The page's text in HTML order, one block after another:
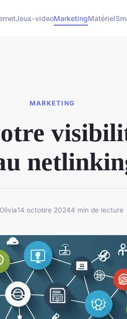
Jeux-videoMarketingMatériel
MARKETING
14 octobre 20244 min de lecture